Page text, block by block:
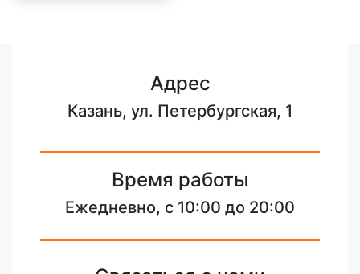
Адрес
Казань, ул. Петербургская, 1
Время работы
Ежедневно, с 10:00 до 20:00